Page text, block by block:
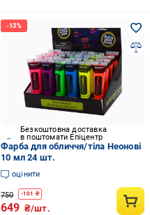
Безкоштовна доставка
в поштомати Епіцентр
Фарба для обличчя/тіла Неонові
10 мл 24 шт.
оцінити
750 -101 ₴
649 ₴/шт.